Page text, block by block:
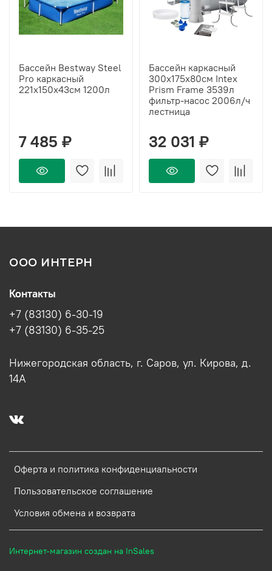
Бассейн Bestway Steel
Pro каркасный
221х150х43см 1200л
7 485 ₽
Бассейн каркасный
300х175х80см Intex
Prism Frame 3539л
фильтр-насос 2006л/ч
лестница
32 031 ₽
ООО ИНТЕРН
Оферта и политика конфиденциальности
Пользовательское соглашение
Условия обмена и возврата
Контакты
+7 (83130) 6-30-19
+7 (83130) 6-35-25
Нижегородская область, г. Саров, ул. Кирова, д.
14А
Интернет-магазин создан на InSales